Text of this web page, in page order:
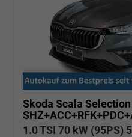
Skoda Scala Selection
1.0 TSI 70 kW (95PS)